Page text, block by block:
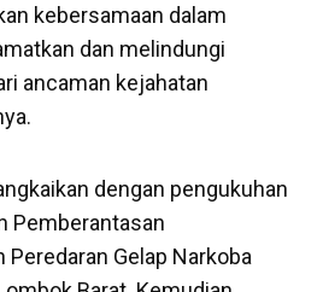
kebersamaan dalam
dan melindungi
ancaman kejahatan
dengan pengukuhan
Pemberantasan
Peredaran Gelap Narkoba